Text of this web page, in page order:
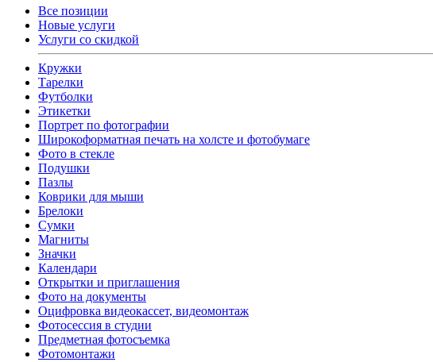
Все позиции
Новые услуги
Услуги со скидкой
Кружки
Тарелки
Футболки
Этикетки
Портрет по фотографии
Широкоформатная печать на холсте и фотобумаге
Фото в стекле
Подушки
Пазлы
Коврики для мыши
Брелоки
Сумки
Магниты
Значки
Календари
Открытки и приглашения
Фото на документы
Оцифровка видеокассет, видеомонтаж
Фотосессия в студии
Предметная фотосъемка
Фотомонтажи